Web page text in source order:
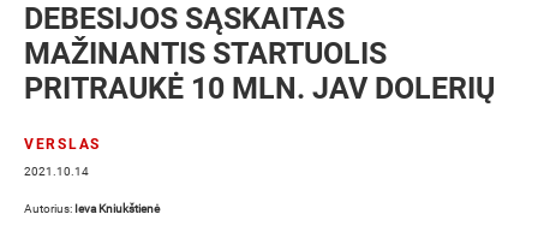
DEBESIJOS SĄSKAITAS
MAŽINANTIS STARTUOLIS
PRITRAUKĖ 10 MLN. JAV DOLERIŲ
VERSLAS
2021.10.14
Autorius: Ieva Kniukštienė